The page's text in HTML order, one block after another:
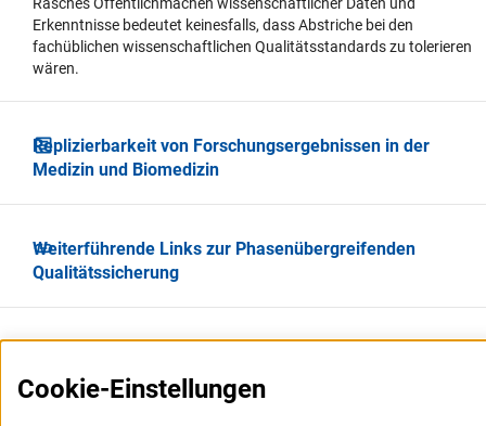
Erkenntnisse bedeutet keinesfalls, dass Abstriche bei den
fachüblichen wissenschaftlichen Qualitätsstandards zu tolerieren
wären.
Replizierbarkeit von Forschungsergebnissen in der
Medizin und Biomedizin
Weiterführende Links zur Phasenübergreifenden
Qualitätssicherung
Cookie-Einstellungen